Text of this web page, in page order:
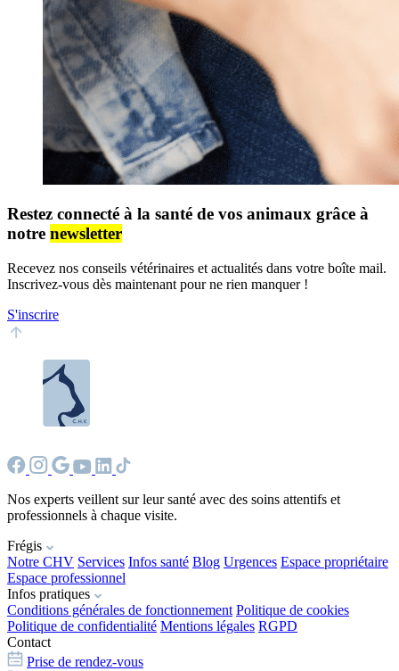
Restez connecté à la santé de vos animaux grâce à
notre newsletter
Recevez nos conseils vétérinaires et actualités dans votre boîte mail.
Inscrivez-vous dès maintenant pour ne rien manquer !
S'inscrire
Nos experts veillent sur leur santé avec des soins attentifs et
professionnels à chaque visite.
Frégis
Notre CHV Services Infos santé Blog Urgences Espace propriétaire
Espace professionnel
Infos pratiques
Conditions générales de fonctionnement Politique de cookies
Politique de confidentialité Mentions légales RGPD
Contact
Prise de rendez-vous